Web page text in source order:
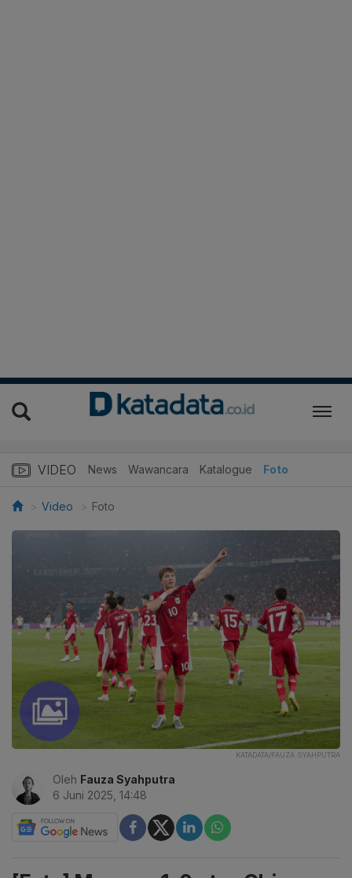
VIDEO News Wawancara Katalogue Foto
Video Foto
KATADATA/FAUZA SYAHPUTRA
Oleh Fauza Syahputra
6 Juni 2025, 14:48